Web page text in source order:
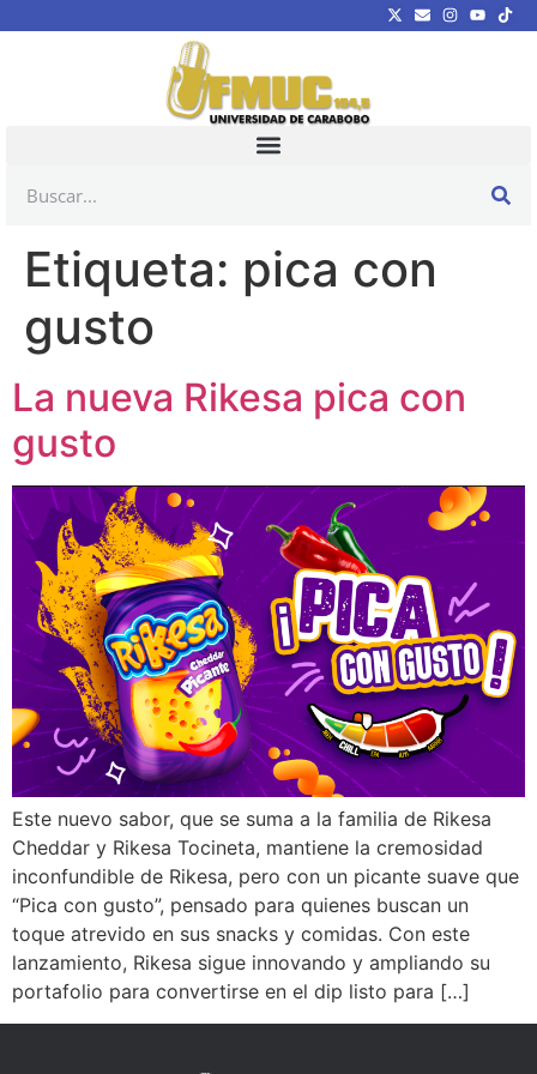
Etiqueta: pica con
gusto
La nueva Rikesa pica con
gusto
Este nuevo sabor, que se suma a la familia de Rikesa
Cheddar y Rikesa Tocineta, mantiene la cremosidad
inconfundible de Rikesa, pero con un picante suave que
“Pica con gusto”, pensado para quienes buscan un
toque atrevido en sus snacks y comidas. Con este
lanzamiento, Rikesa sigue innovando y ampliando su
portafolio para convertirse en el dip listo para […]